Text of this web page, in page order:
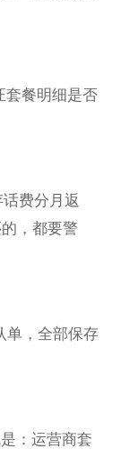
套餐明细是否
费分月返
，都要警
单，全部保存
：运营商套